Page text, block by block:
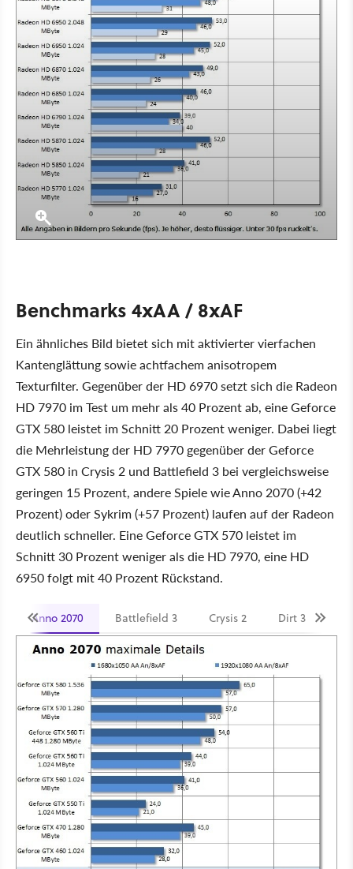
Benchmarks 4xAA / 8xAF
Ein ähnliches Bild bietet sich mit aktivierter vierfachen
Kantenglättung sowie achtfachem anisotropem
Texturfilter. Gegenüber der HD 6970 setzt sich die Radeon
HD 7970 im Test um mehr als 40 Prozent ab, eine Geforce
GTX 580 leistet im Schnitt 20 Prozent weniger. Dabei liegt
die Mehrleistung der HD 7970 gegenüber der Geforce
GTX 580 in Crysis 2 und Battlefield 3 bei vergleichsweise
geringen 15 Prozent, andere Spiele wie Anno 2070 (+42
Prozent) oder Sykrim (+57 Prozent) laufen auf der Radeon
deutlich schneller. Eine Geforce GTX 570 leistet im
Schnitt 30 Prozent weniger als die HD 7970, eine HD
6950 folgt mit 40 Prozent Rückstand.
Anno 2070 Battlefield 3 Crysis 2 Dirt 3